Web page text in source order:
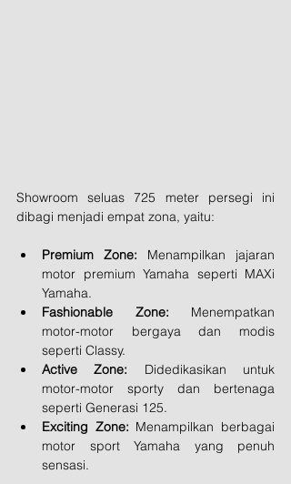
Showroom seluas 725 meter persegi ini
dibagi menjadi empat zona, yaitu:
Premium Zone: Menampilkan jajaran
motor premium Yamaha seperti MAXi
Yamaha.
Fashionable Zone: Menempatkan
motor-motor bergaya dan modis
seperti Classy.
Active Zone: Didedikasikan untuk
motor-motor sporty dan bertenaga
seperti Generasi 125.
Exciting Zone: Menampilkan berbagai
motor sport Yamaha yang penuh
sensasi.